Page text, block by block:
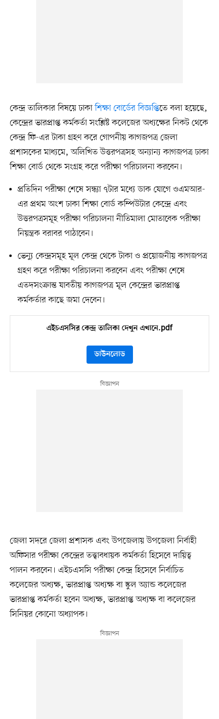
কেন্দ্র তালিকার বিষয়ে ঢাকাশিক্ষা বোর্ডের বিজ্ঞপ্তিতে বলা হয়েছে,
কেন্দ্রের ভারপ্রাপ্ত কর্মকর্তা সংশ্লিষ্ট কলেজের অধ্যক্ষের নিকট থেকে
কেন্দ্র ফি-এর টাকা গ্রহণ করে গোপনীয় কাগজপত্র জেলা
প্রশাসকের মাধ্যমে, অলিখিত উত্তরপত্রসহ অন্যান্য কাগজপত্র ঢাকা
শিক্ষা বোর্ড থেকে সংগ্রহ করে পরীক্ষা পরিচালনা করবেন।
প্রতিদিন পরীক্ষা শেষে সন্ধ্যা ৭টার মধ্যে ডাক যোগে ওএমআর-
এর প্রথম অংশ ঢাকা শিক্ষা বোর্ড কম্পিউটার কেন্দ্রে এবং
উত্তরপত্রসমূহ পরীক্ষা পরিচালনা নীতিমালা মোতাবেক পরীক্ষা
নিয়ন্ত্রক বরাবর পাঠাবেন।
ভেন্যু কেন্দ্রসমূহ মূল কেন্দ্র থেকে টাকা ও প্রয়োজনীয় কাগজপত্র
গ্রহণ করে পরীক্ষা পরিচালনা করবেন এবং পরীক্ষা শেষে
এতদসংক্রান্ত যাবতীয় কাগজপত্র মূল কেন্দ্রের ভারপ্রাপ্ত
কর্মকর্তার কাছে জমা দেবেন।
এইচএসসির কেন্দ্র তালিকা দেখুন এখানে.pdf
ডাউনলোড
জেলা সদরে জেলা প্রশাসক এবং উপজেলায় উপজেলা নির্বাহী
অফিসার পরীক্ষা কেন্দ্রের তত্ত্বাবধায়ক কর্মকর্তা হিসেবে দায়িত্ব
পালন করবেন। এইচএসসি পরীক্ষা কেন্দ্র হিসেবে নির্বাচিত
কলেজের অধ্যক্ষ, ভারপ্রাপ্ত অধ্যক্ষ বা স্কুল অ্যান্ড কলেজের
ভারপ্রাপ্ত কর্মকর্তা হবেন অধ্যক্ষ, ভারপ্রাপ্ত অধ্যক্ষ বা কলেজের
সিনিয়র কোনো অধ্যাপক।